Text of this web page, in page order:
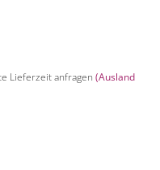
Lieferzeit anfragen (Ausland